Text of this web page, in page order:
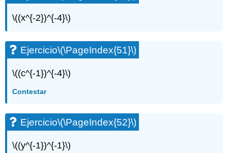
\((x^{-2})^{-4}\)
Ejercicio\(\PageIndex{51}\)
\((c^{-1})^{-4}\)
Contestar
Ejercicio\(\PageIndex{52}\)
\((y^{-1})^{-1}\)